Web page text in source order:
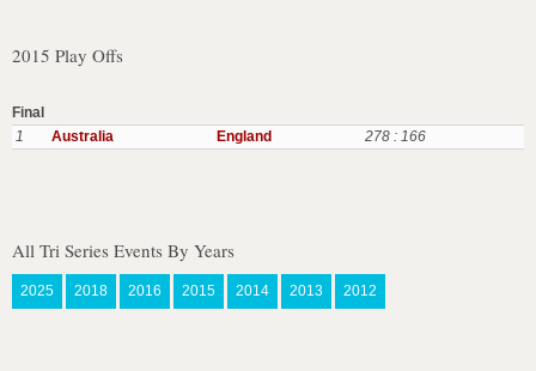
2015 Play Offs
Final
1
Australia England 278 : 166
All Tri Series Events By Years
2025 2018 2016 2015 2014 2013 2012